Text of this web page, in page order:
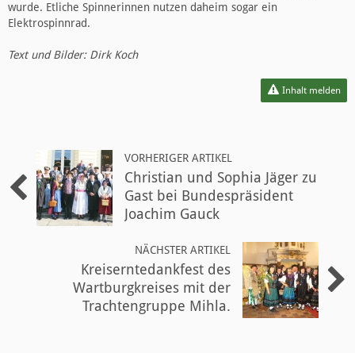
wurde. Etliche Spinnerinnen nutzen daheim sogar ein
Elektrospinnrad.
Text und Bilder: Dirk Koch
Inhalt melden
VORHERIGER ARTIKEL
Christian und Sophia Jäger zu
Gast bei Bundespräsident
Joachim Gauck
NÄCHSTER ARTIKEL
Kreiserntedankfest des
Wartburgkreises mit der
Trachtengruppe Mihla.